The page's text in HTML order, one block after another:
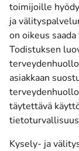
toimijoille
ja
on oikeus
Todistuksen
asiakkaan
täytettävä
Kysely- ja